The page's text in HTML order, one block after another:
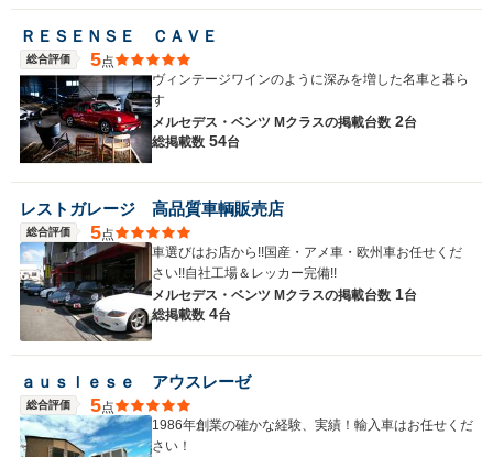
ＲＥＳＥＮＳＥ ＣＡＶＥ
総合評価 5点
ヴィンテージワインのように深みを増した名車と暮ら
す
メルセデス・ベンツ Mクラスの掲載台数 2台
総掲載数 54台
レストガレージ 高品質車輌販売店
総合評価 5点
車選びはお店から!!国産・アメ車・欧州車お任せくだ
さい!!自社工場＆レッカー完備!!
メルセデス・ベンツ Mクラスの掲載台数 1台
総掲載数 4台
ａｕｓｌｅｓｅ アウスレーゼ
総合評価 5点
1986年創業の確かな経験、実績！輸入車はお任せくだ
さい！